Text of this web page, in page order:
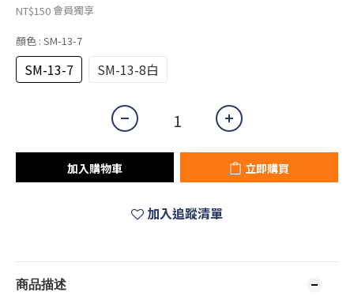
NT$150會員獨享
顏色 : SM-13-7
SM-13-7 SM-13-8白
加入購物車 立即購買
加入追蹤清單
商品描述